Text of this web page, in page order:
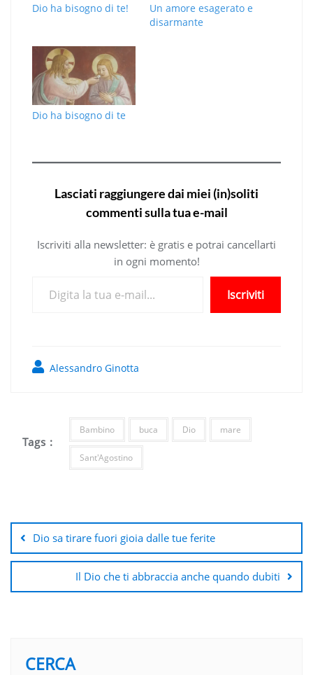
Dio ha bisogno di te!
Un amore esagerato e
disarmante
Dio ha bisogno di te
Lasciati raggiungere dai miei (in)soliti
commenti sulla tua e-mail
Iscriviti alla newsletter: è gratis e potrai cancellarti
in ogni momento!
Iscriviti
Alessandro Ginotta
Tags :
Bambino buca Dio mare
Sant'Agostino
articoli
Dio sa tirare fuori gioia dalle tue ferite
Il Dio che ti abbraccia anche quando dubiti
CERCA